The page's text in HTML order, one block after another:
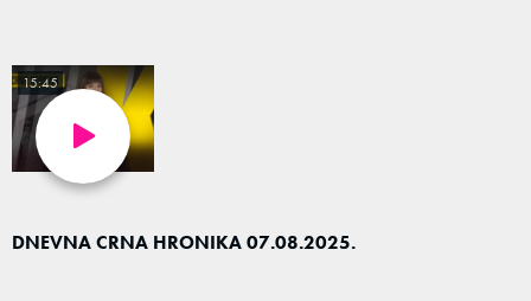
DNEVNA CRNA HRONIKA 07.08.2025.
15:45